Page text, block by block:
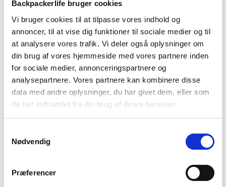
Backpackerlife bruger cookies
Vi bruger cookies til at tilpasse vores indhold og
annoncer, til at vise dig funktioner til sociale medier og til
at analysere vores trafik. Vi deler også oplysninger om
din brug af vores hjemmeside med vores partnere inden
for sociale medier, annonceringspartnere og
analysepartnere. Vores partnere kan kombinere disse
data med andre oplysninger, du har givet dem, eller som
de har indsamlet fra din brug af deres tjenester.
Nødvendig
Præferencer
BRAND
Disse handsker er såkaldte bjerghandsker, hvilket vil sige de er
lavet til den aktive vandre eller sportsudøver. Handskerne har
et mere fast greb end normalle handsker, men fleksible nok til
ikke at være i vejen. Handskerne er isoleret med polyester
fleece og Abtex Thinsulate.
Størrelsesguide (i cm)
S
M L
XL
Håndled omkreds
24-26
10